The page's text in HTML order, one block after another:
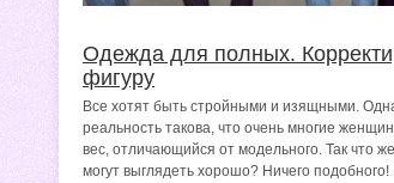
Одежда для полных.
фигуру
Все хотят быть стройными и изящными.
реальность такова, что очень многие
вес, отличающийся от модельного. Так что
могут выглядеть хорошо? Ничего подобного!